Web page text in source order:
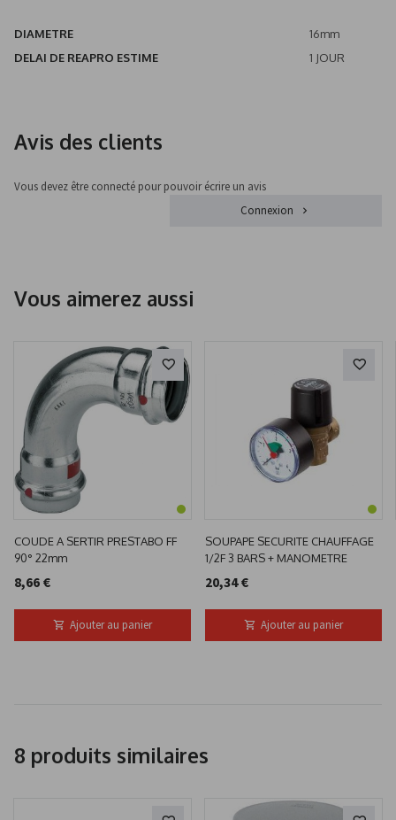
DIAMETRE
16mm
DELAI DE REAPRO ESTIME
1 JOUR
Avis des clients
Vous devez être connecté pour pouvoir écrire un avis
Connexion
Vous aimerez aussi
COUDE A SERTIR PRESTABO FF
90° 22mm
8,66 €
Ajouter au panier
SOUPAPE SECURITE CHAUFFAGE
1/2F 3 BARS + MANOMETRE
20,34 €
Ajouter au panier
8 produits similaires